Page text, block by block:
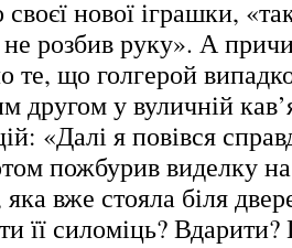
нової іграшки,
розбив руку». А
те, що голгерой
другом у вуличній
«Далі я повівся
пожбурив виделку
вже стояла біля
її силоміць?